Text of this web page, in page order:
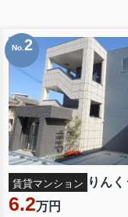
No. 2
賃貸マンション りん
6.2万円